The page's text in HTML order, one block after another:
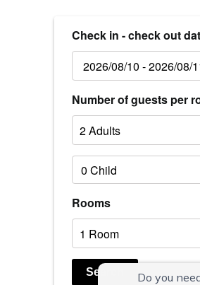
Check in - check out
Number of guests per
Rooms
Search